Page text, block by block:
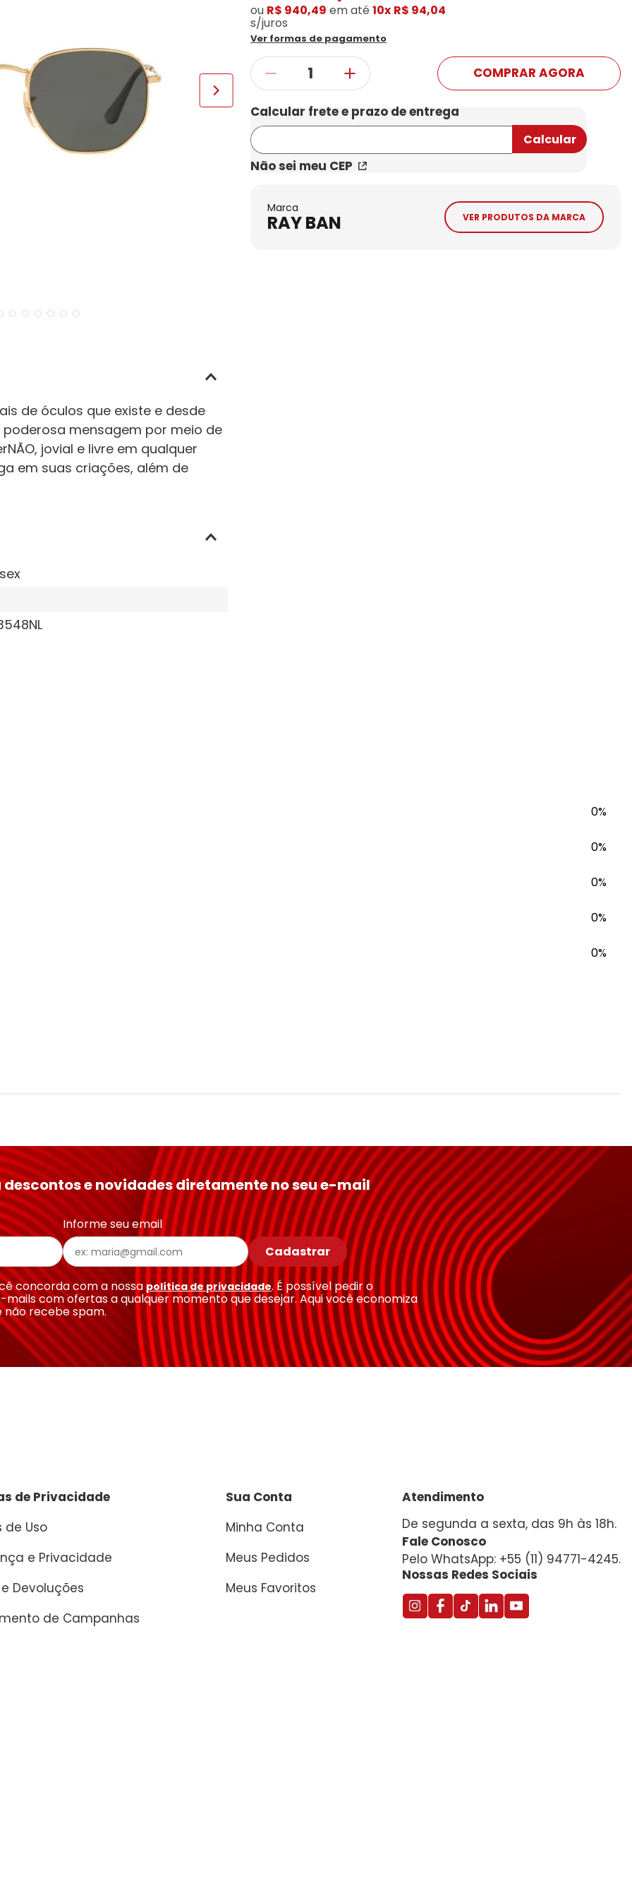
Conheça Nossas Marcas
de óculos que existe e desde
mensagem por meio de
jovial e livre em qualquer
em suas criações, além de
ou R$ 940,49 em até10x R$ 94,04
s/juros
Ver formas de pagamento
COMPRAR AGORA
Não sei meu CEP
Marca
RAY BAN VER PRODUTOS DA MARCA
0%
0%
0%
0%
0%
descontos e novidades diretamente no seu e-mail
Informe seu email
Cadastrar
concorda com a nossa política de privacidade. É possível pedir o
com ofertas a qualquer momento que desejar. Aqui você economiza
não recebe spam.
de Privacidade
de Uso
e Privacidade
Devoluções
de Campanhas
Sua Conta
Minha Conta
Meus Pedidos
Meus Favoritos
Atendimento
De segunda a sexta, das 9h às 18h.
Fale Conosco
Pelo WhatsApp: +55 (11) 94771-4245.
Nossas Redes Sociais